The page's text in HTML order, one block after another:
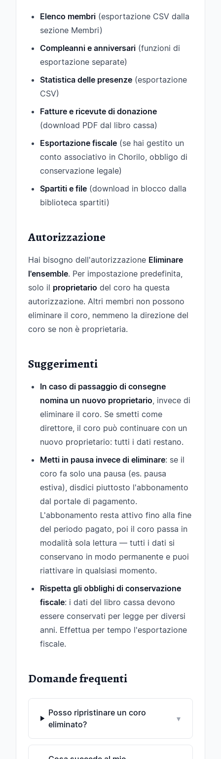
Elenco membri (esportazione CSV dalla
sezione Membri)
Compleanni e anniversari (funzioni di
esportazione separate)
Statistica delle presenze (esportazione
CSV)
Fatture e ricevute di donazione
(download PDF dal libro cassa)
Esportazione fiscale (se hai gestito un
conto associativo in Chorilo, obbligo di
conservazione legale)
Spartiti e file (download in blocco dalla
biblioteca spartiti)
Autorizzazione
Hai bisogno dell'autorizzazione Eliminare
l'ensemble. Per impostazione predefinita,
solo il proprietario del coro ha questa
autorizzazione. Altri membri non possono
eliminare il coro, nemmeno la direzione del
coro se non è proprietaria.
Suggerimenti
In caso di passaggio di consegne
nomina un nuovo proprietario, invece di
eliminare il coro. Se smetti come
direttore, il coro può continuare con un
nuovo proprietario: tutti i dati restano.
Metti in pausa invece di eliminare: se il
coro fa solo una pausa (es. pausa
estiva), disdici piuttosto l'abbonamento
dal portale di pagamento.
L'abbonamento resta attivo fino alla fine
del periodo pagato, poi il coro passa in
modalità sola lettura — tutti i dati si
conservano in modo permanente e puoi
riattivare in qualsiasi momento.
Rispetta gli obblighi di conservazione
fiscale: i dati del libro cassa devono
essere conservati per legge per diversi
anni. Effettua per tempo l'esportazione
fiscale.
Domande frequenti
Posso ripristinare un coro
eliminato?
▾